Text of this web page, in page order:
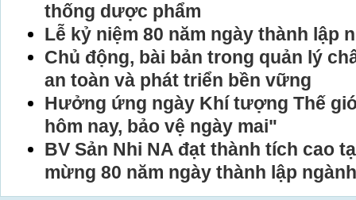
thống dược phẩm
Lễ kỷ niệm 80 năm ngày thành lập
Chủ động, bài bản trong quản lý
an toàn và phát triển bền vững
Hưởng ứng ngày Khí tượng Thế
hôm nay, bảo vệ ngày mai"
BV Sản Nhi NA đạt thành tích cao
mừng 80 năm ngày thành lập